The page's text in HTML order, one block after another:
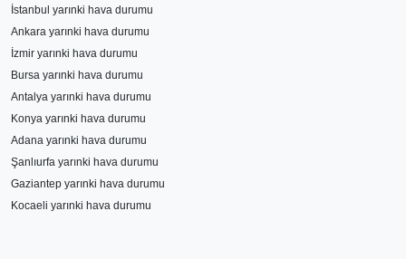
İstanbul yarınki hava durumu
Ankara yarınki hava durumu
İzmir yarınki hava durumu
Bursa yarınki hava durumu
Antalya yarınki hava durumu
Konya yarınki hava durumu
Adana yarınki hava durumu
Şanlıurfa yarınki hava durumu
Gaziantep yarınki hava durumu
Kocaeli yarınki hava durumu